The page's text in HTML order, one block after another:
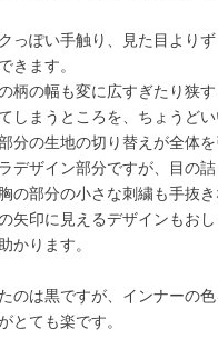
っぽい手触り、見た目より
きます。
柄の幅も変に広すぎたり狭
しまうところを、ちょうど
分の生地の切り替えが全体を
デザイン部分ですが、目の
の部分の小さな刺繍も手抜き
矢印に見えるデザインもお
かります。
のは黒ですが、インナーの
とても楽です。